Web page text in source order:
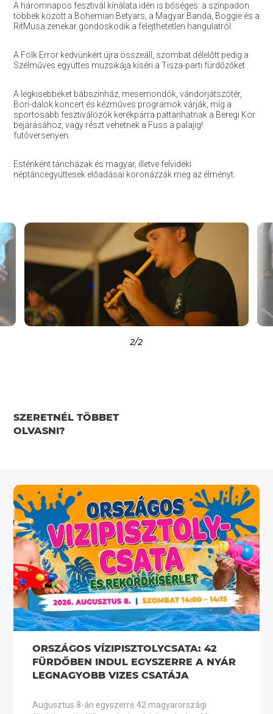
A háromnapos fesztivál kínálata idén is bőséges: a színpadon
többek között a Bohemian Betyars, a Magyar Banda, Boggie és a
RitMusa zenekar gondoskodik a felejthetetlen hangulatról.
A Folk Error kedvünkért újra összeáll, szombat délelőtt pedig a
Szélműves együttes muzsikája kíséri a Tisza-parti fürdőzőket.
A legkisebbeket bábszínház, mesemondók, vándorjátszótér,
Bori-dalok koncert és kézműves programok várják, míg a
sportosabb fesztiválozók kerékpárra pattanhatnak a Beregi Kör
bejárásához, vagy részt vehetnek a Fuss a palajig!
futóversenyen.
Esténként táncházak és magyar, illetve felvidéki
néptáncegyüttesek előadásai koronázzák meg az élményt.
2/2
SZERETNÉL TÖBBET
OLVASNI?
ORSZÁGOS VÍZIPISZTOLYCSATA: 42
FÜRDŐBEN INDUL EGYSZERRE A NYÁR
LEGNAGYOBB VIZES CSATÁJA
Augusztus 8-án egyszerre 42 magyarországi